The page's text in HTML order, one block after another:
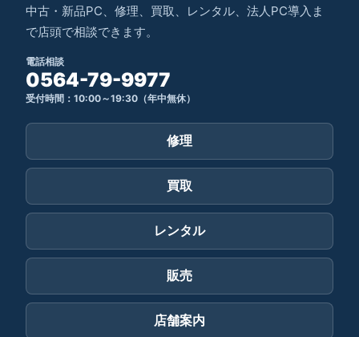
中古・新品PC、修理、買取、レンタル、法人PC導入ま
で店頭で相談できます。
電話相談
0564-79-9977
受付時間：10:00～19:30（年中無休）
修理
買取
レンタル
販売
店舗案内